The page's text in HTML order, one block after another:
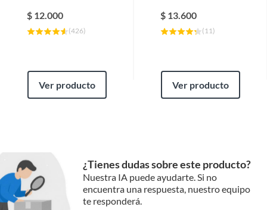
$ 12.000
(426)
Ver producto
H9
$ 13.600
( 11)
Ver producto
¿Tienes dudas sobre este producto?
Nuestra IA puede ayudarte. Si no
encuentra una respuesta, nuestro equipo
te responderá.